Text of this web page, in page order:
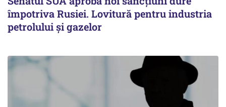
împotriva Rusiei. Lovitură pentru industria
petrolului și gazelor